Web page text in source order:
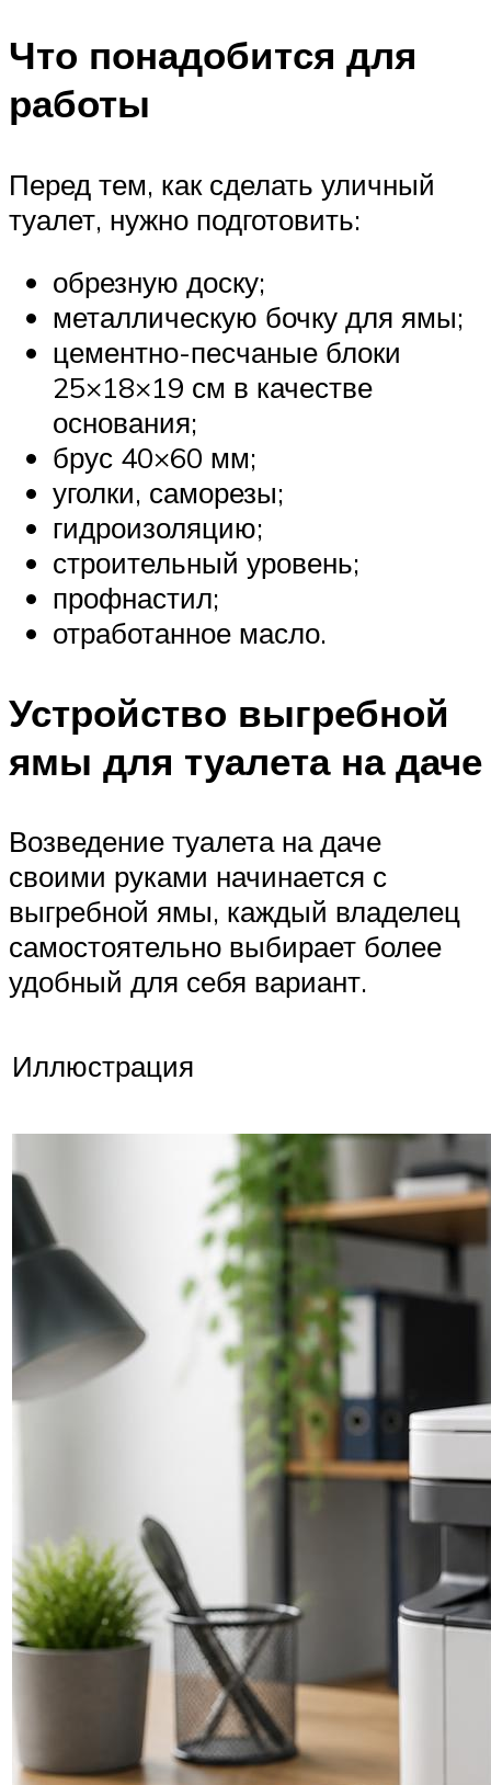
Что понадобится для
работы
Перед тем, как сделать уличный
туалет, нужно подготовить:
обрезную доску;
металлическую бочку для ямы;
цементно-песчаные блоки
25×18×19 см в качестве
основания;
брус 40×60 мм;
уголки, саморезы;
гидроизоляцию;
строительный уровень;
профнастил;
отработанное масло.
Устройство выгребной
ямы для туалета на даче
Возведение туалета на даче
своими руками начинается с
выгребной ямы, каждый владелец
самостоятельно выбирает более
удобный для себя вариант.
Иллюстрация